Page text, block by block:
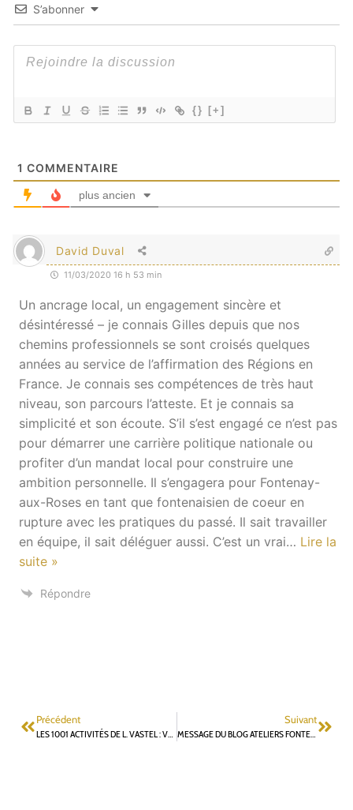
S’abonner
{} [+]
1 COMMENTAIRE
plus ancien
David Duval
11/03/2020 16 h 53 min
Un ancrage local, un engagement sincère et
désintéressé – je connais Gilles depuis que nos
chemins professionnels se sont croisés quelques
années au service de l’affirmation des Régions en
France. Je connais ses compétences de très haut
niveau, son parcours l’atteste. Et je connais sa
simplicité et son écoute. S’il s’est engagé ce n’est pas
pour démarrer une carrière politique nationale ou
profiter d’un mandat local pour construire une
ambition personnelle. Il s’engagera pour Fontenay-
aux-Roses en tant que fontenaisien de coeur en
rupture avec les pratiques du passé. Il sait travailler
en équipe, il sait déléguer aussi. C’est un vrai… Lire la
suite »
Répondre
Précédent
LES 1001 ACTIVITÉS DE L. VASTEL : VOTRE DÉTECTIVE A MENÉ L’ENQUÊTE
Suivant
MESSAGE DU BLOG ATELIERS FONTENAISIENS AU REGARD DU CODE ÉLECTORAL